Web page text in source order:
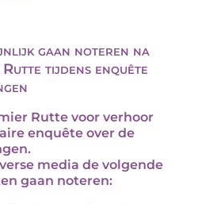
gaan noteren na
tijdens enquête
Rutte voor verhoor
enquête over de
media de volgende
gaan noteren: